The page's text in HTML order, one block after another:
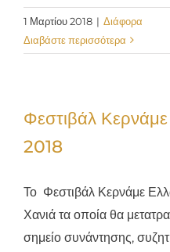
1 Μαρτίου 2018 | Διάφορα
Διαβάστε περισσότερα
Φεστιβάλ
2018
Το Φεστιβάλ Κερνάμε
Χανιά τα οποία θα
σημείο συνάντησης,